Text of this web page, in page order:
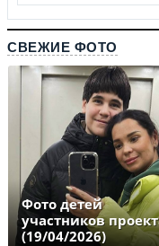
СВЕЖИЕ ФОТО
Фото детей
участников
(19/04/2026)